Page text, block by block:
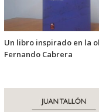
Un libro inspirado en la
Fernando Cabrera